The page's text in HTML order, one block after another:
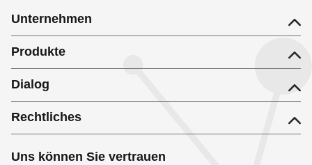
Unternehmen
Produkte
Dialog
Rechtliches
Uns können Sie vertrauen